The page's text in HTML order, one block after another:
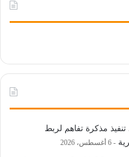
مذكرة تفاهم لربط
6 أغسطس، 2026